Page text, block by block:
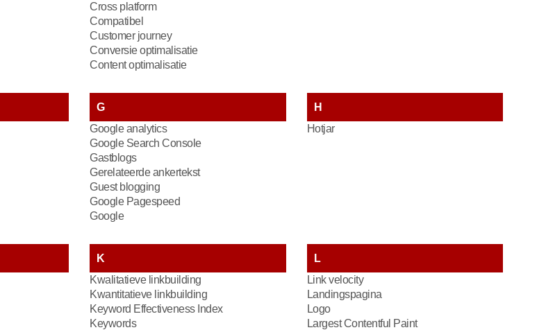
Cross platform
Compatibel
Customer journey
Conversie optimalisatie
Content optimalisatie
G
Google analytics
Google Search Console
Gastblogs
Gerelateerde ankertekst
Guest blogging
Google Pagespeed
Google
H
Hotjar
K
Kwalitatieve linkbuilding
Kwantitatieve linkbuilding
Keyword Effectiveness Index
Keywords
L
Link velocity
Landingspagina
Logo
Largest Contentful Paint